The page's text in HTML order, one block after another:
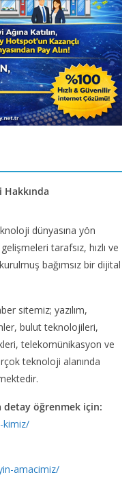
dünyasına yön
tarafsız, hızlı ve
bağımsız bir dijital
sitemiz; yazılım,
bulut teknolojileri,
telekomünikasyon ve
teknoloji alanında
detay öğrenmek için:
kimiz/
amacimiz/